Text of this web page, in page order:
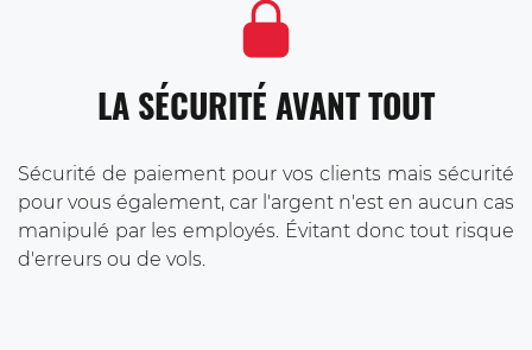
LA SÉCURITÉ AVANT TOUT
Sécurité de paiement pour vos clients mais sécurité
pour vous également, car l'argent n'est en aucun cas
manipulé par les employés. Évitant donc tout risque
d'erreurs ou de vols.